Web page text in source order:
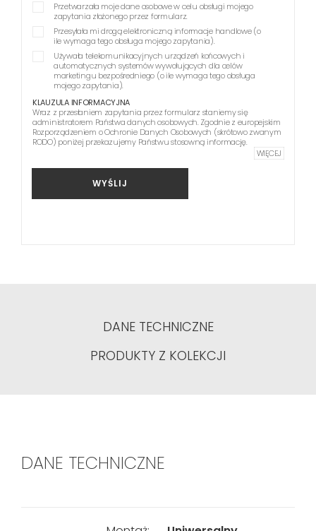
Przetwarzała moje dane osobowe w celu obsługi mojego
zapytania złożonego przez formularz.
Przesyłała mi drogą elektroniczną informacje handlowe (o
ile wymaga tego obsługa mojego zapytania).
Używała telekomunikacyjnych urządzeń końcowych i
automatycznych systemów wywołujących dla celów
marketingu bezpośredniego (o ile wymaga tego obsługa
mojego zapytania).
KLAUZULA INFORMACYJNA
Wraz z przesłaniem zapytania przez formularz staniemy się
administratorem Państwa danych osobowych. Zgodnie z europejskim
Rozporządzeniem o Ochronie Danych Osobowych (skrótowo zwanym
RODO) poniżej przekazujemy Państwu stosowną informację.
WIĘCEJ
WYŚLIJ
DANE TECHNICZNE
PRODUKTY Z KOLEKCJI
DANE TECHNICZNE